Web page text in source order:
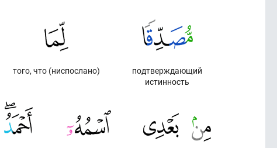
подтверждающий
истинность
того, что (ниспослано)